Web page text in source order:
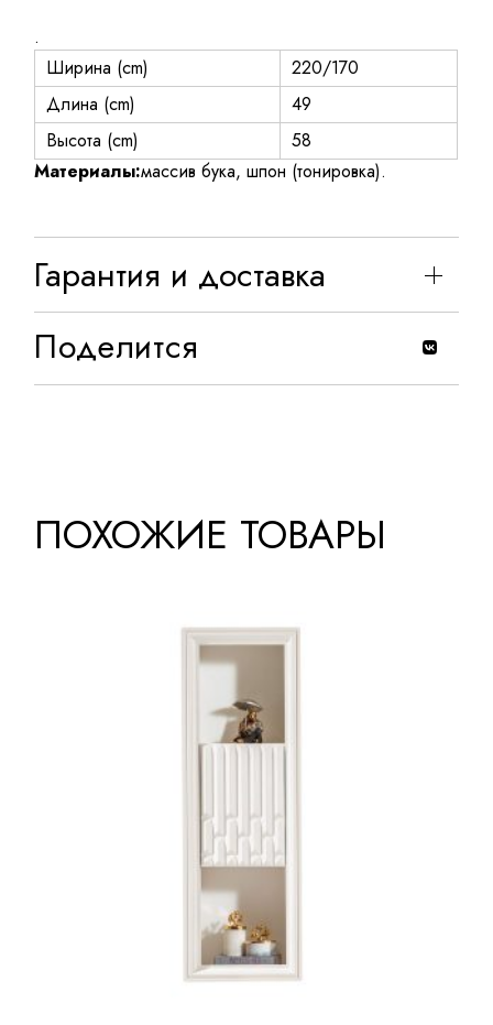
.
Ширина (cm)
220/170
Длина (cm)
49
Высота (cm)
58
Материалы:массив бука, шпон (тонировка).
Гарантия и доставка
Поделится
ПОХОЖИЕ ТОВАРЫ